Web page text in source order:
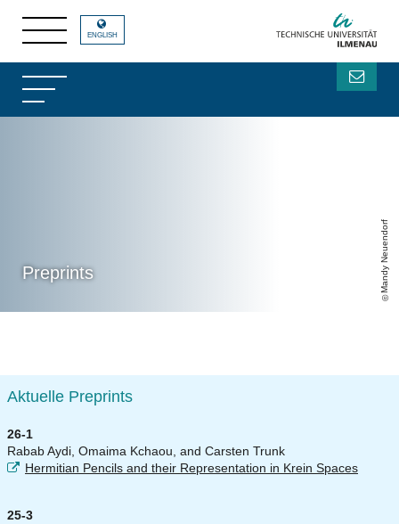
Preprints Mandy Neuendorf
ENGLISH
Aktuelle Preprints
26-1
Rabab Aydi, Omaima Kchaou, and Carsten Trunk
Hermitian Pencils and their Representation in Krein Spaces
25-3